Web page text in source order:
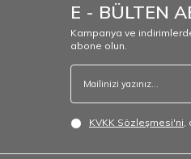
E - BÜLTEN
Kampanya ve
abone olun.
KVKK Sözleşmesi'ni,